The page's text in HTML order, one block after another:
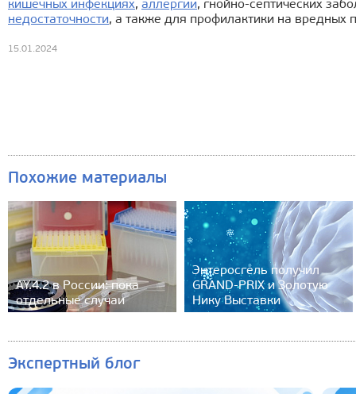
кишечных инфекциях, аллергии, гнойно-септических
недостаточности, а также для профилактики на вредных
15.01.2024
Похожие материалы
AY.4.2 в России: пока
отдельные случаи
Энтеросгель получил
GRAND-PRIX и Золотую
Нику Выставки
Экспертный блог